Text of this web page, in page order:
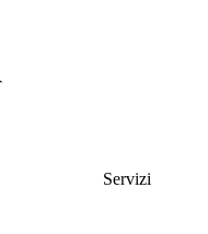
Servizi